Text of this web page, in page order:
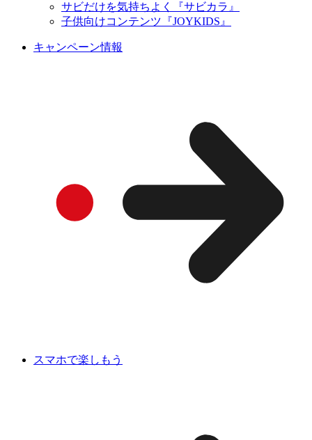
サビだけを気持ちよく『サビカラ』
子供向けコンテンツ『JOYKIDS』
キャンペーン情報
スマホで楽しもう